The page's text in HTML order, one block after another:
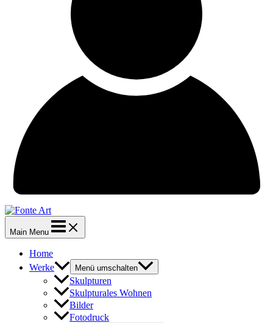
Main Menu
Home
Werke
Menü umschalten
Skulpturen
Skulpturales Wohnen
Bilder
Fotodruck